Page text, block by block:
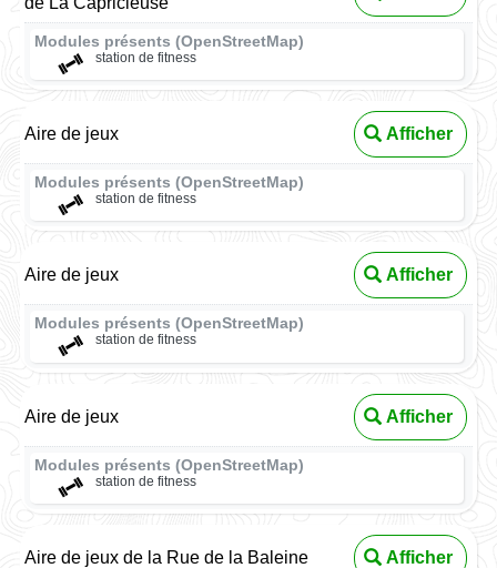
Modules présents (OpenStreetMap)
station de fitness
Aire de jeux Afficher
Modules présents (OpenStreetMap)
station de fitness
Aire de jeux Afficher
Modules présents (OpenStreetMap)
station de fitness
Aire de jeux Afficher
Modules présents (OpenStreetMap)
station de fitness
Aire de jeux de la Rue de la Baleine Afficher